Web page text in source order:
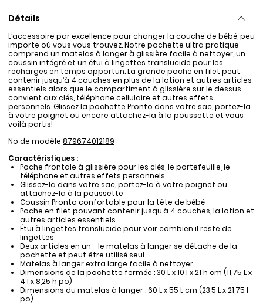
Détails
L’accessoire par excellence pour changer la couche de bébé, peu
importe où vous vous trouvez. Notre pochette ultra pratique
comprend un matelas à langer à glissière facile à nettoyer, un
coussin intégré et un étui à lingettes translucide pour les
recharges en temps opportun. La grande poche en filet peut
contenir jusqu’à 4 couches en plus de la lotion et autres articles
essentiels alors que le compartiment à glissière sur le dessus
convient aux clés, téléphone cellulaire et autres effets
personnels. Glissez la pochette Pronto dans votre sac, portez-la
à votre poignet ou encore attachez-la à la poussette et vous
voilà partis!
No de modèle 879674012189
Caractéristiques :
Poche frontale à glissière pour les clés, le portefeuille, le
téléphone et autres effets personnels.
Glissez-la dans votre sac, portez-la à votre poignet ou
attachez-la à la poussette
Coussin Pronto confortable pour la tête de bébé
Poche en filet pouvant contenir jusqu’à 4 couches, la lotion et
autres articles essentiels
Étui à lingettes translucide pour voir combien il reste de
lingettes
Deux articles en un - le matelas à langer se détache de la
pochette et peut être utilisé seul
Matelas à langer extra large facile à nettoyer
Dimensions de la pochette fermée : 30 L x 10 l x 21 h cm (11,75 L x
4 l x 8,25 h po)
Dimensions du matelas à langer : 60 L x 55 L cm (23,5 L x 21,75 l
po)